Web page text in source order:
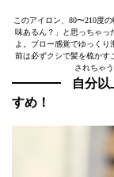
このアイロン、80〜210度
味あるん？」と思っちゃっ
よ。ブロー感覚でゆっく
前は必ずクシで髪を梳かす
されちゃ
自分
すめ！